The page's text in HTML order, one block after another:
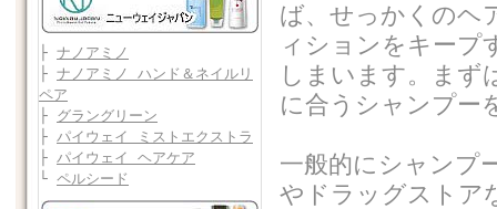
├ ナノアミノ
├ ナノアミノ ハンド＆ネイルリ
ペア
├ グラングリーン
├ パイウェイ ミストエクストラ
├ パイウェイ ヘアケア
└ ペルシード
ば、せっかくのヘ
ィションをキープ
しまいます。まず
に合うシャンプー
一般的にシャンプ
やドラッグストア